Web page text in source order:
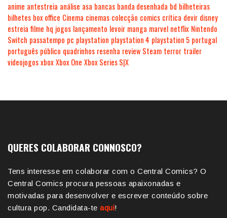
anime antestreia análise asa bancas banda desenhada bd bilheteiras
bilhetes box office Cinema cinemas colecção comics crítica devir disney
estreia filme hq jogos lançamento levoir manga marvel netflix Nintendo
Switch passatempo pc playstation playstation 4 playstation 5 portugal
português público quadrinhos resenha review Steam terror trailer
videojogosxboxXbox One Xbox Series S|X
QUERES COLABORAR CONNOSCO?
Tens interesse em colaborar com o Central Comics? O
Central Comics procura pessoas apaixonadas e
motivadas para desenvolver e escrever conteúdo sobre
cultura pop. Candidata-te aqui!